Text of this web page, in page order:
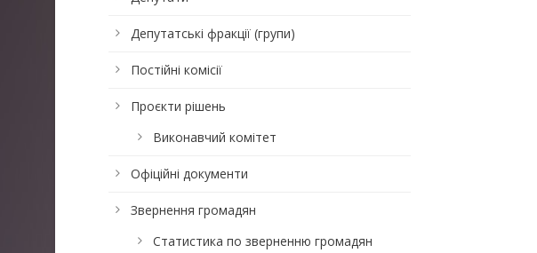
Депутатські фракції (групи)
Постійні комісії
Проєкти рішень
Виконавчий комітет
Офіційні документи
Звернення громадян
Статистика по зверненню громадян